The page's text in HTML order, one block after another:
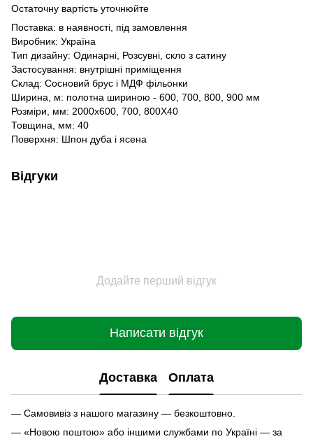
Остаточну вартість уточнюйте
Поставка: в наявності, під замовлення
Виробник: Україна
Тип дизайну: Одинарні, Розсувні, скло з сатину
Застосування: внутрішні приміщення
Склад: Сосновий брус і МДФ фільонки
Ширина, м: полотна шириною - 600, 700, 800, 900 мм
Розміри, мм: 2000х600, 700, 800Х40
Товщина, мм: 40
Поверхня: Шпон дуба і ясена
Відгуки
Додайте перший відгук
Написати відгук
Доставка Оплата
— Самовивіз з нашого магазину — безкоштовно.
— «Новою поштою» або іншими службами по Україні — за